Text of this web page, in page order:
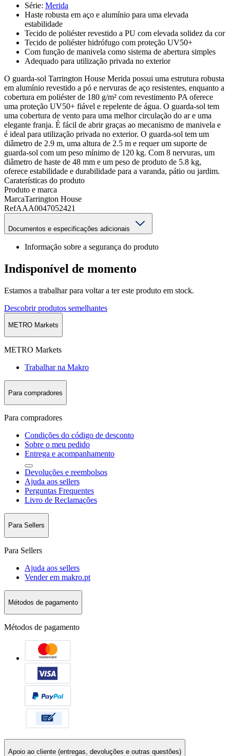
Série: Merida
Haste robusta em aço e alumínio para uma elevada
estabilidade
Tecido de poliéster revestido a PU com elevada solidez da cor
Tecido de poliéster hidrófugo com proteção UV50+
Com função de manivela como sistema de abertura simples
Adequado para utilização privada no exterior
O guarda-sol Tarrington House Merida possui uma estrutura robusta
em alumínio revestido a pó e nervuras de aço resistentes, enquanto a
cobertura em poliéster de 180 g/m² com revestimento PA oferece
uma proteção UV50+ fiável e repelente de água. O guarda-sol tem
uma cobertura de vento para uma melhor circulação do ar e uma
elegante franja. É fácil de abrir graças ao mecanismo de manivela e
é ideal para utilização privada no exterior. O guarda-sol tem um
diâmetro de 2.9 m, uma altura de 2.5 m e requer um suporte de
guarda-sol com um peso mínimo de 120 kg. Com 8 nervuras, um
diâmetro de haste de 48 mm e um peso de produto de 5.8 kg,
oferece estabilidade e durabilidade para a varanda, pátio ou jardim.
Caraterísticas do produto
Produto e marca
MarcaTarrington House
RefAAA0047052421
Documentos e especificações adicionais
Informação sobre a segurança do produto
Indisponível de momento
Estamos a trabalhar para voltar a ter este produto em stock.
Descobrir produtos semelhantes
METRO Markets
METRO Markets
Trabalhar na Makro
Para compradores
Para compradores
Condições do código de desconto
Sobre o meu pedido
Entrega e acompanhamento
Devoluções e reembolsos
Ajuda aos sellers
Perguntas Frequentes
Livro de Reclamações
Para Sellers
Para Sellers
Ajuda aos sellers
Vender em makro.pt
Métodos de pagamento
Métodos de pagamento
Apoio ao cliente (entregas, devoluções e outras questões)